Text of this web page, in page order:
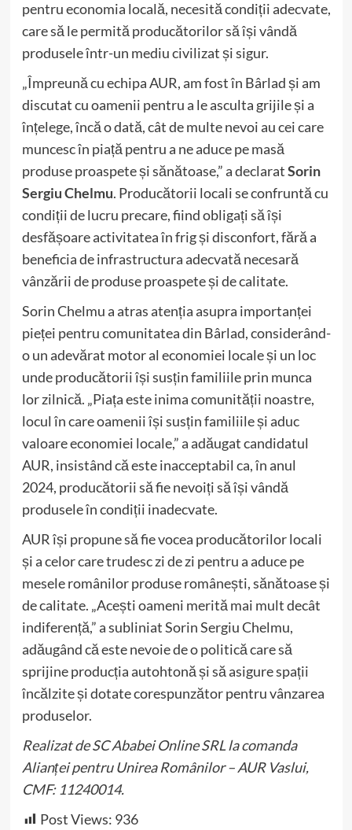
pentru economia locală, necesită condiții adecvate,
care să le permită producătorilor să își vândă
produsele într-un mediu civilizat și sigur.
„Împreună cu echipa AUR, am fost în Bârlad și am
discutat cu oamenii pentru a le asculta grijile și a
înțelege, încă o dată, cât de multe nevoi au cei care
muncesc în piață pentru a ne aduce pe masă
produse proaspete și sănătoase,” a declaratSorin
Sergiu Chelmu. Producătorii locali se confruntă cu
condiții de lucru precare, fiind obligați să își
desfășoare activitatea în frig și disconfort, fără a
beneficia de infrastructura adecvată necesară
vânzării de produse proaspete și de calitate.
Sorin Chelmu a atras atenția asupra importanței
pieței pentru comunitatea din Bârlad, considerând-
o un adevărat motor al economiei locale și un loc
unde producătorii își susțin familiile prin munca
lor zilnică. „Piața este inima comunității noastre,
locul în care oamenii își susțin familiile și aduc
valoare economiei locale,” a adăugat candidatul
AUR, insistând că este inacceptabil ca, în anul
2024, producătorii să fie nevoiți să își vândă
produsele în condiții inadecvate.
AUR își propune să fie vocea producătorilor locali
și a celor care trudesc zi de zi pentru a aduce pe
mesele românilor produse românești, sănătoase și
de calitate. „Acești oameni merită mai mult decât
indiferență,” a subliniat Sorin Sergiu Chelmu,
adăugând că este nevoie de o politică care să
sprijine producția autohtonă și să asigure spații
încălzite și dotate corespunzător pentru vânzarea
produselor.
Realizat de SC Ababei Online SRL la comanda
Alianței pentru Unirea Românilor – AUR Vaslui,
CMF: 11240014.
Post Views: 936